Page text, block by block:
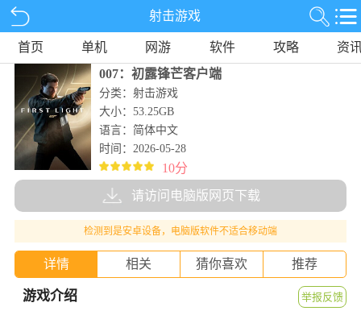
射击游戏
首页 单机 网游 软件 攻略
资
007：初露锋芒客户端
分类：射击游戏
大小：53.25GB
语言：简体中文
时间：2026-05-28
10分
请访问电脑版网页下载
检测到是安卓设备，电脑版软件不适合移动端
详情 相关 猜你喜欢 推荐
游戏介绍 举报反馈